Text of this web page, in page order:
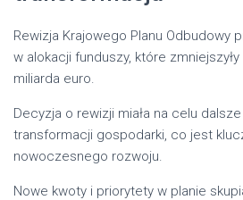
Rewizja Krajowego Planu Odbudowy
w alokacji funduszy, które
miliarda euro.
Decyzja o rewizji miała na celu
transformacji gospodarki, co jest
nowoczesnego rozwoju.
Nowe kwoty i priorytety w planie